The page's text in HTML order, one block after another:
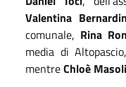
Valentina
comunale, Rina
media di
mentreChloè